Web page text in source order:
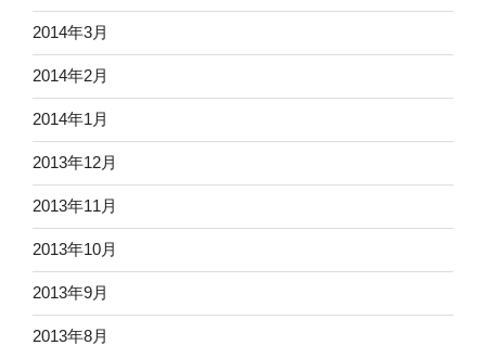
2014年3月
2014年2月
2014年1月
2013年12月
2013年11月
2013年10月
2013年9月
2013年8月